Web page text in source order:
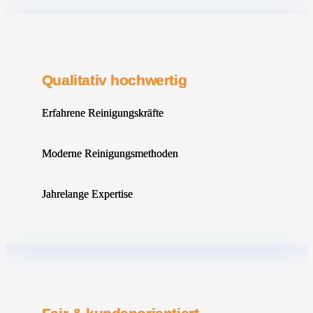
Qualitativ hochwertig
Erfahrene Reinigungskräfte
Moderne Reinigungsmethoden
Jahrelange Expertise